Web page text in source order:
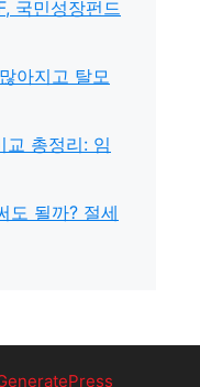
국민성장펀드
아지고 탈모
교 총정리: 임
도 될까? 절세